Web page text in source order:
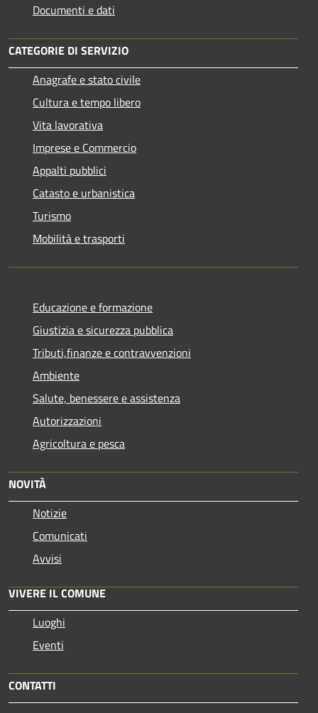
Documenti e dati
CATEGORIE DI SERVIZIO
Anagrafe e stato civile
Cultura e tempo libero
Vita lavorativa
Imprese e Commercio
Appalti pubblici
Catasto e urbanistica
Turismo
Mobilità e trasporti
Educazione e formazione
Giustizia e sicurezza pubblica
Tributi,finanze e contravvenzioni
Ambiente
Salute, benessere e assistenza
Autorizzazioni
Agricoltura e pesca
NOVITÀ
Notizie
Comunicati
Avvisi
VIVERE IL COMUNE
Luoghi
Eventi
CONTATTI